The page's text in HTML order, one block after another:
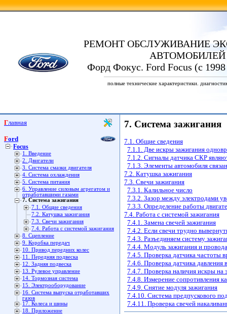
РЕМОНТ ОБСЛУЖИВАНИЕ
АВТОМОБИЛЕЙ
Форд Фокус. Ford Focus (с 1998
полные технические характеристики.
Главная
Ford
Focus
1. Введение
2. Двигатели
3. Система смазки двигателя
4. Система охлаждения
5. Система питания
6. Управление силовым агрегатом и
отработавшими газами
7. Система зажигания
7.1. Общие сведения
7.2. Катушка зажигания
7.3. Свечи зажигания
7.4. Работа с системой зажигания
8. Сцепление
9. Коробка передач
10. Привод передних колес
11. Передняя подвеска
12. Задняя подвеска
13. Рулевое управление
14. Тормозная система
15. Электрооборудование
16. Система выпуска отработавших
газов
17. Колеса и шины
18. Приложение
7. Система зажигания
7.1. Общие сведения
7.1.1. Две искры зажигания
7.1.2. Сигналы датчика СКР
7.1.3. Элементы автомобиля
7.2. Катушка зажигания
7.3. Свечи зажигания
7.3.1. Калильное число
7.3.2. Зазор между электродами
7.3.3. Определение работы
7.4. Работа с системой зажигания
7.4.1. Замена свечей зажигания
7.4.2. Если свечи трудно
7.4.3. Разъединяем систему
7.4.4. Модуль зажигания и провода
7.4.5. Проверка датчика частоты
7.4.6. Проверка датчика давления
7.4.7. Проверка наличия искры на
7.4.8. Измерение сопротивления
7.4.9. Снятие модуля зажигания
7.4.10. Система предпускового
7.4.11. Проверка свечей